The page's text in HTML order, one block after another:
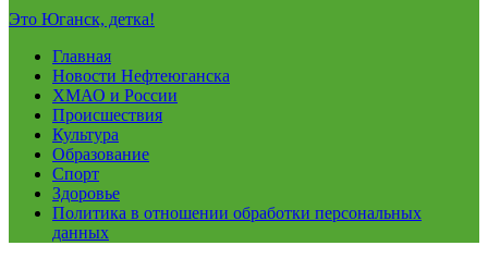
Это Юганск, детка!
Главная
Новости Нефтеюганска
ХМАО и России
Происшествия
Культура
Образование
Спорт
Здоровье
Политика в отношении обработки персональных
данных